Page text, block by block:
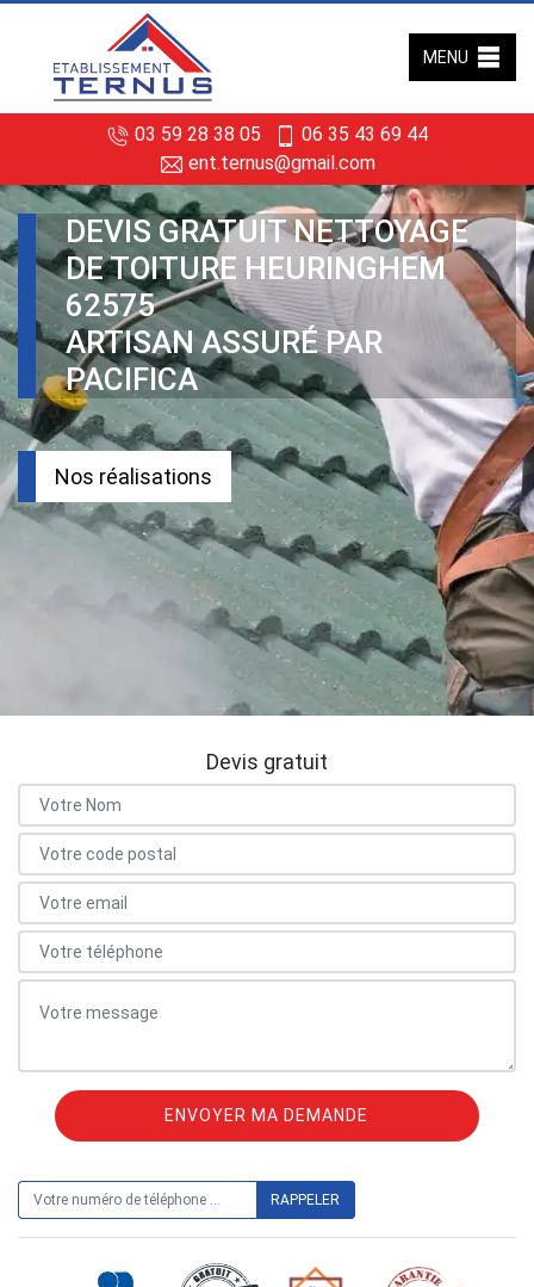
03 59 28 38 05
06 35 43 69 44
ent.ternus@gmail.com
MENU
DEVIS GRATUIT NETTOYAGE
DE TOITURE HEURINGHEM
62575
ARTISAN ASSURÉ PAR
PACIFICA
Nos réalisations
Devis gratuit